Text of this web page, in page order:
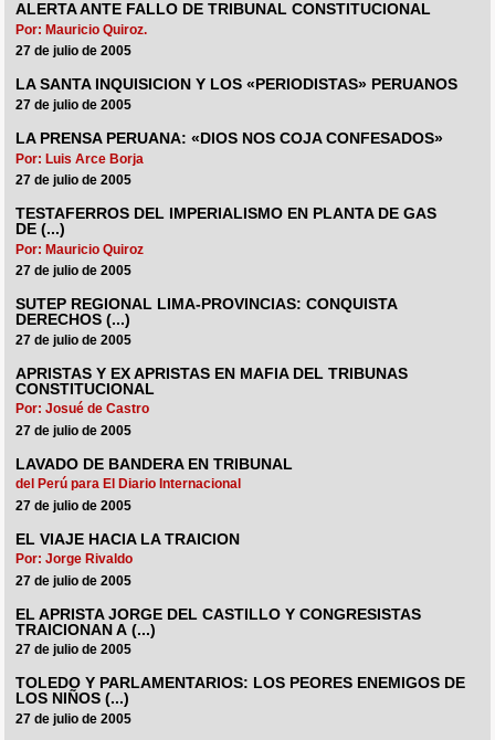
ALERTA ANTE FALLO DE TRIBUNAL CONSTITUCIONAL
Por: Mauricio Quiroz.
27 de julio de 2005
LA SANTA INQUISICION Y LOS «PERIODISTAS» PERUANOS
27 de julio de 2005
LA PRENSA PERUANA: «DIOS NOS COJA CONFESADOS»
Por: Luis Arce Borja
27 de julio de 2005
TESTAFERROS DEL IMPERIALISMO EN PLANTA DE GAS
DE (...)
Por: Mauricio Quiroz
27 de julio de 2005
SUTEP REGIONAL LIMA-PROVINCIAS: CONQUISTA
DERECHOS (...)
27 de julio de 2005
APRISTAS Y EX APRISTAS EN MAFIA DEL TRIBUNAS
CONSTITUCIONAL
Por: Josué de Castro
27 de julio de 2005
LAVADO DE BANDERA EN TRIBUNAL
del Perú para El Diario Internacional
27 de julio de 2005
EL VIAJE HACIA LA TRAICION
Por: Jorge Rivaldo
27 de julio de 2005
EL APRISTA JORGE DEL CASTILLO Y CONGRESISTAS
TRAICIONAN A (...)
27 de julio de 2005
TOLEDO Y PARLAMENTARIOS: LOS PEORES ENEMIGOS DE
LOS NIÑOS (...)
27 de julio de 2005